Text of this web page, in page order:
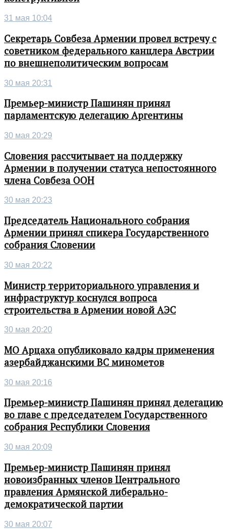
31 мая 10:04
Секретарь Совбеза Армении провел встречу с
советником федерального канцлера Австрии
по внешнеполитическим вопросам
30 мая 20:31
Премьер-министр Пашинян принял
парламентскую делегацию Аргентины
30 мая 20:29
Словения рассчитывает на поддержку
Армении в получении статуса непостоянного
члена Совбеза ООН
30 мая 20:23
Председатель Национального собрания
Армении принял спикера Государственного
собрания Словении
30 мая 20:22
Министр территориального управления и
инфраструктур коснулся вопроса
строительства в Армении новой АЭС
30 мая 20:20
МО Арцаха опубликовало кадры применения
азербайджанскими ВС минометов
30 мая 20:16
Премьер-министр Пашинян принял делегацию
во главе с председателем Государственного
собрания Республики Словения
30 мая 20:09
Премьер-министр Пашинян принял
новоизбранных членов Центрального
правления Армянской либерально-
демократической партии
30 мая 20:07